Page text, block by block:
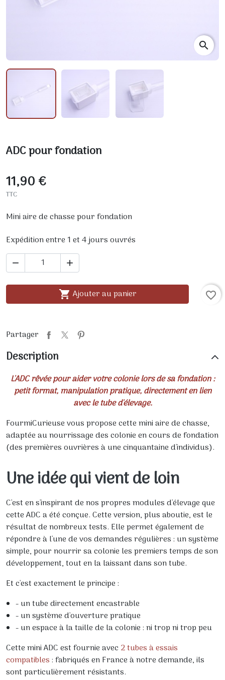
search
ADC pour fondation
11,90 €
TTC
Mini aire de chasse pour fondation
Expédition entre 1 et 4 jours ouvrés
 
 Ajouter au panier favorite_border
Partager
Description
L'ADC rêvée pour aider votre colonie lors de sa fondation :
petit format, manipulation pratique, directement en lien
avec le tube d'élevage.
FourmiCurieuse vous propose cette mini aire de chasse,
adaptée au nourrissage des colonie en cours de fondation
(des premières ouvrières à une cinquantaine d'individus).
Une idée qui vient de loin
C'est en s'inspirant de nos propres modules d'élevage que
cette ADC a été conçue. Cette version, plus aboutie, est le
résultat de nombreux tests. Elle permet également de
répondre à l'une de vos demandes régulières : un système
simple, pour nourrir sa colonie les premiers temps de son
développement, tout en la laissant dans son tube.
Et c'est exactement le principe :
- un tube directement encastrable
- un système d'ouverture pratique
- un espace à la taille de la colonie : ni trop ni trop peu
Cette mini ADC est fournie avec 2 tubes à essais
compatibles: fabriqués en France à notre demande, ils
sont particulièrement résistants.